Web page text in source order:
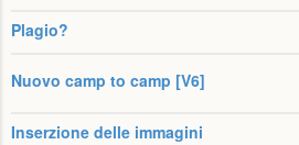
Plagio?
Nuovo camp to camp [V6]
Inserzione delle immagini